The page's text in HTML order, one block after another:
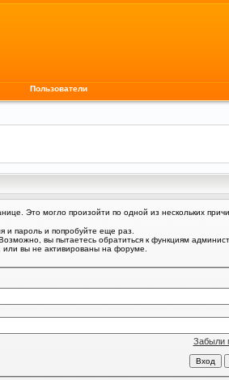
Пользователи
Это могло произойти по одной из нескольких
и пароль и попробуйте еще раз.
вы пытаетесь обратиться к функциям
вы не активированы на форуме.
Забыли